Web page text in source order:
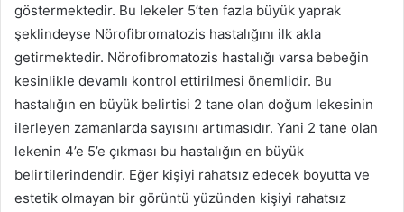
göstermektedir. Bu lekeler 5’ten fazla büyük yaprak
şeklindeyse Nörofibromatozis hastalığını ilk akla
getirmektedir. Nörofibromatozis hastalığı varsa bebeğin
kesinlikle devamlı kontrol ettirilmesi önemlidir. Bu
hastalığın en büyük belirtisi 2 tane olan doğum lekesinin
ilerleyen zamanlarda sayısını artımasıdır. Yani 2 tane olan
lekenin 4’e 5’e çıkması bu hastalığın en büyük
belirtilerindendir. Eğer kişiyi rahatsız edecek boyutta ve
estetik olmayan bir görüntü yüzünden kişiyi rahatsız